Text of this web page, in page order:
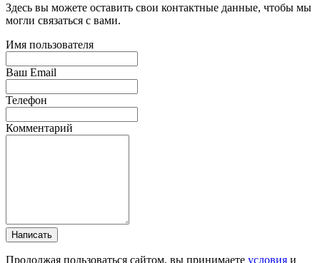
Здесь вы можете оставить свои контактные данные, чтобы мы
могли связаться с вами.
Имя пользователя
Ваш Email
Телефон
Комментарий
Написать
Продолжая пользоваться сайтом, вы принимаете условия и